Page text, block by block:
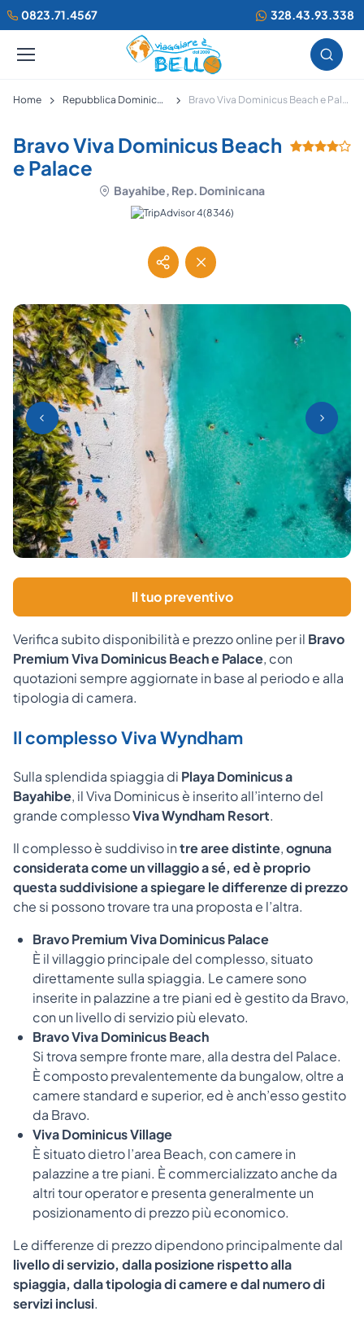
0823.71.4567 328.43.93.338
Home Repubblica Dominicana Bravo Viva Dominicus Beach e Palace
Bravo Viva Dominicus Beach
e Palace
Bayahibe, Rep. Dominicana
(8346)
Il tuo preventivo
Verifica subito disponibilità e prezzo online per il Bravo
Premium Viva Dominicus Beach e Palace, con
quotazioni sempre aggiornate in base al periodo e alla
tipologia di camera.
Il complesso Viva Wyndham
Sulla splendida spiaggia di Playa Dominicus a
Bayahibe, il Viva Dominicus è inserito all’interno del
grande complessoViva Wyndham Resort.
Il complesso è suddiviso intre aree distinte,ognuna
considerata come un villaggio a sé, ed è proprio
questa suddivisione a spiegare le differenze di prezzo
che si possono trovare tra una proposta e l’altra.
Bravo Premium Viva Dominicus Palace
È il villaggio principale del complesso, situato
direttamente sulla spiaggia. Le camere sono
inserite in palazzine a tre piani ed è gestito da Bravo,
con un livello di servizio più elevato.
Bravo Viva Dominicus Beach
Si trova sempre fronte mare, alla destra del Palace.
È composto prevalentemente da bungalow, oltre a
camere standard e superior, ed è anch’esso gestito
da Bravo.
Viva Dominicus Village
È situato dietro l’area Beach, con camere in
palazzine a tre piani. È commercializzato anche da
altri tour operator e presenta generalmente un
posizionamento di prezzo più economico.
Le differenze di prezzo dipendono principalmente dal
livello di servizio, dalla posizione rispetto alla
spiaggia, dalla tipologia di camere e dal numero di
servizi inclusi.